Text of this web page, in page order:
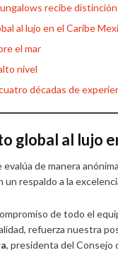
recibe
al lujo en el Caribe
el mar
nivel
décadas de
global al lujo
evalúa de manera
respaldo a la
de todo el
refuerza nuestra
, presidenta del Consejo